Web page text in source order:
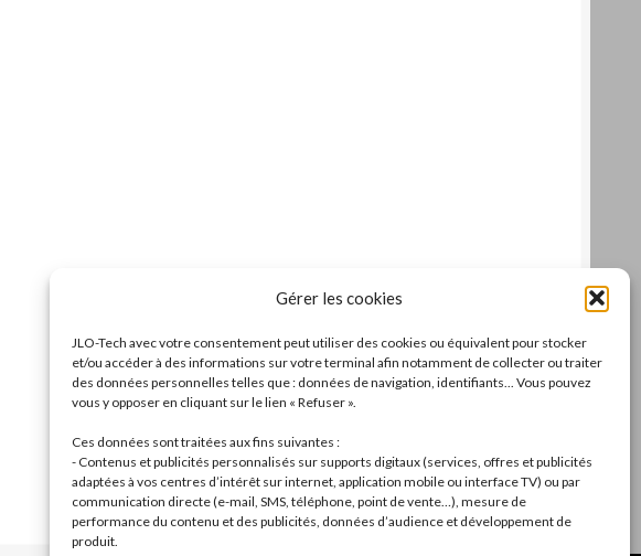
Gérer les cookies
JLO-Tech avec votre consentement peut utiliser des cookies ou équivalent pour stocker
et/ou accéder à des informations sur votre terminal afin notamment de collecter ou traiter
des données personnelles telles que : données de navigation, identifiants... Vous pouvez
vous y opposer en cliquant sur le lien « Refuser ».
Ces données sont traitées aux fins suivantes :
- Contenus et publicités personnalisés sur supports digitaux (services, offres et publicités
adaptées à vos centres d’intérêt sur internet, application mobile ou interface TV) ou par
communication directe (e-mail, SMS, téléphone, point de vente…), mesure de
performance du contenu et des publicités, données d’audience et développement de
produit.